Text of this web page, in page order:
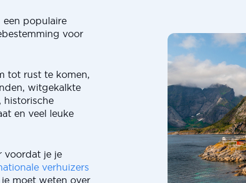
een populaire
voor
tot rust te komen,
witgekalkte
historische
en veel leuke
voordat je je
verhuizers
moet weten over